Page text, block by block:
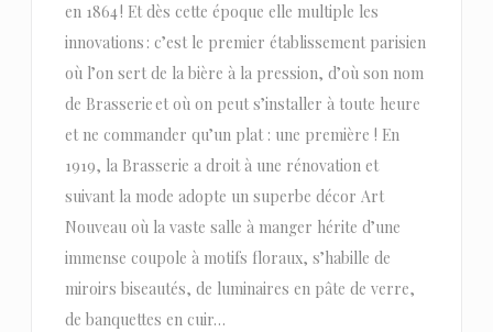
en 1864 ! Et dès cette époque elle multiple les
innovations : c’est le premier établissement parisien
où l’on sert de la bière à la pression, d’où son nom
de Brasserie et où on peut s’installer à toute heure
et ne commander qu’un plat : une première ! En
1919, la Brasserie a droit à une rénovation et
suivant la mode adopte un superbe décor Art
Nouveau où la vaste salle à manger hérite d’une
immense coupole à motifs floraux, s’habille de
miroirs biseautés, de luminaires en pâte de verre,
de banquettes en cuir…